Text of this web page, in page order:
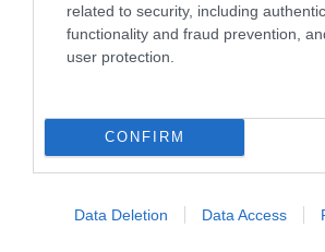
related to security, including
functionality and fraud prevention,
user protection.
CONFIRM
Data Deletion Data Access